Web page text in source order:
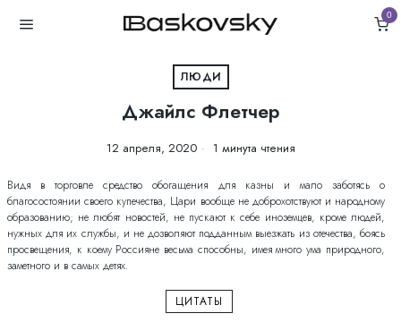
0
ЛЮДИ
Джайлс Флетчер
12 апреля, 2020 1 минута чтения
Видя в торговле средство обогащения для казны и мало заботясь о
благосостоянии своего купечества, Цари вообще не доброхотствуют и народному
образованию; не любят новостей, не пускают к себе иноземцев, кроме людей,
нужных для их службы, и не дозволяют подданным выезжать из отечества, боясь
просвещения, к коему Россияне весьма способны, имея много ума природного,
заметного и в самых детях.
ЦИТАТЫ